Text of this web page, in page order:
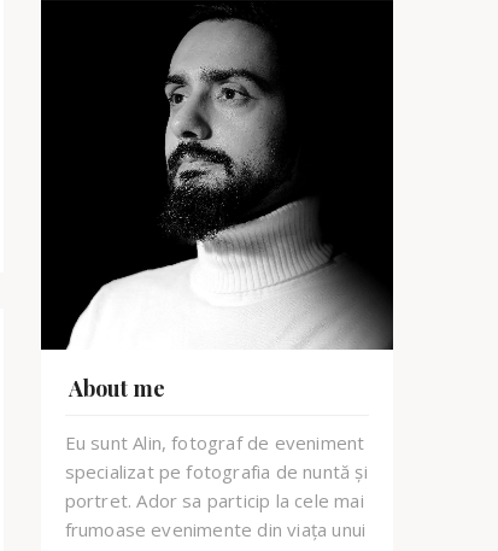
About me
Eu sunt Alin, fotograf de eveniment
specializat pe fotografia de nuntă și
portret. Ador sa particip la cele mai
frumoase evenimente din viața unui